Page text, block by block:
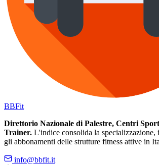
BBFit
Direttorio Nazionale di Palestre, Centri
Trainer. L'indice consolida la
gli abbonamenti delle strutture fitness attive in
info@bbfit.it